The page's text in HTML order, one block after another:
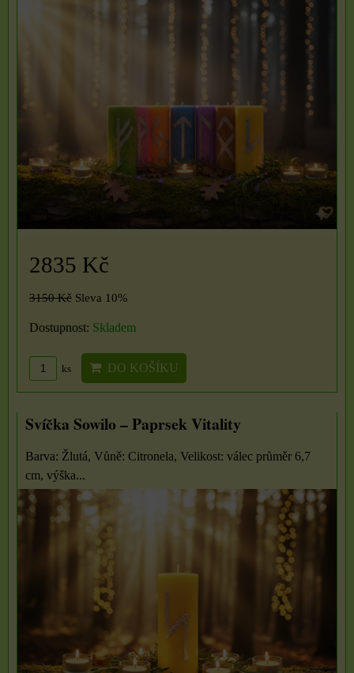
2835 Kč
3150 Kč Sleva 10%
Dostupnost: Skladem
ks DO KOŠÍKU
Svíčka Sowilo – Paprsek Vitality
Barva: Žlutá, Vůně: Citronela, Velikost: válec průměr 6,7
cm, výška...